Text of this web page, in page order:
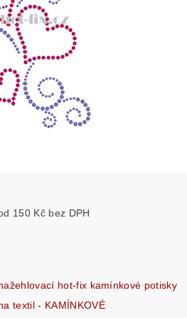
od 150 Kč bez DPH
hot-fix kamínkové potisky
textil - KAMÍNKOVÉ